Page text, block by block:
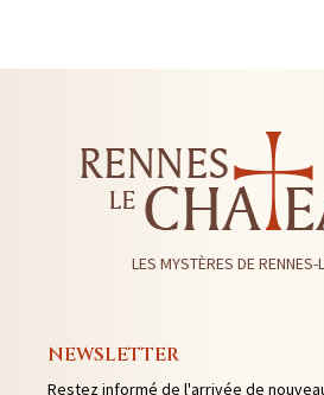
LES MYSTÈRES DE RENNES-
NEWSLETTER
Restez informé de l'arrivée de